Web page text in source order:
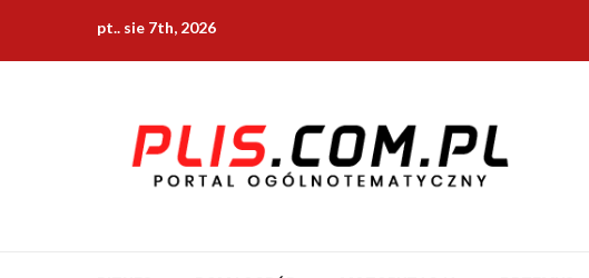
content
pt.. sie 7th, 2026